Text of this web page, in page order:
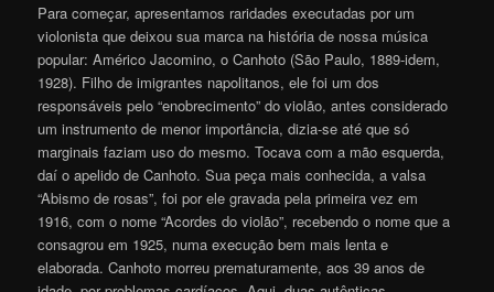
Para começar, apresentamos raridades executadas por um
violonista que deixou sua marca na história de nossa música
popular: Américo Jacomino, o Canhoto (São Paulo, 1889-idem,
1928). Filho de imigrantes napolitanos, ele foi um dos
responsáveis pelo “enobrecimento” do violão, antes considerado
um instrumento de menor importância, dizia-se até que só
marginais faziam uso do mesmo. Tocava com a mão esquerda,
daí o apelido de Canhoto. Sua peça mais conhecida, a valsa
“Abismo de rosas”, foi por ele gravada pela primeira vez em
1916, com o nome “Acordes do violão”, recebendo o nome que a
consagrou em 1925, numa execução bem mais lenta e
elaborada. Canhoto morreu prematuramente, aos 39 anos de